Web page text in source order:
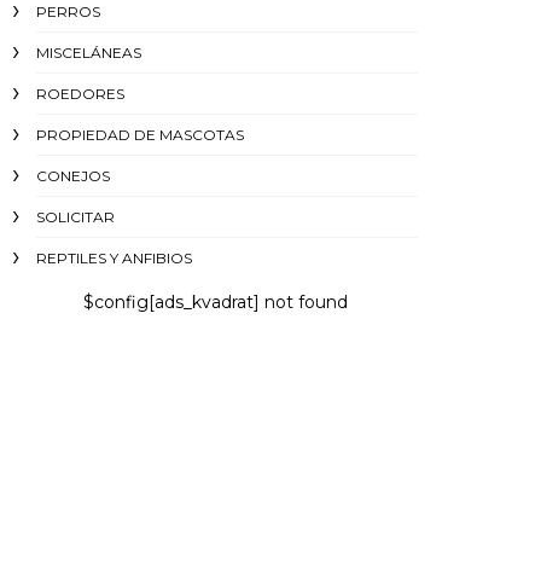
PERROS
MISCELÁNEAS
ROEDORES
PROPIEDAD DE MASCOTAS
CONEJOS
SOLICITAR
REPTILES Y ANFIBIOS
$config[ads_kvadrat] not found